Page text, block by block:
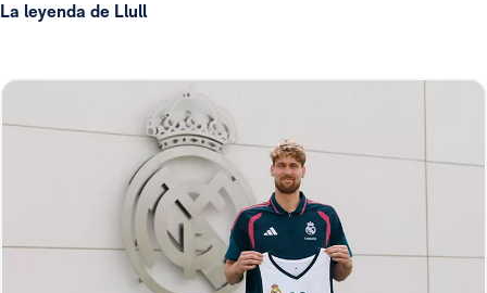
La leyenda de Llull